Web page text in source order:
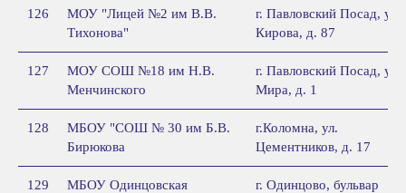
126
МОУ "Лицей №2 им В.В.
Тихонова"
г. Павловский Посад, ул.
Кирова, д. 87
127
МОУ СОШ №18 им Н.В.
Менчинского
г. Павловский Посад, ул
Мира, д. 1
128
МБОУ "СОШ № 30 им Б.В.
Бирюкова
г.Коломна, ул.
Цементников, д. 17
129
МБОУ Одинцовская
г. Одинцово, бульвар